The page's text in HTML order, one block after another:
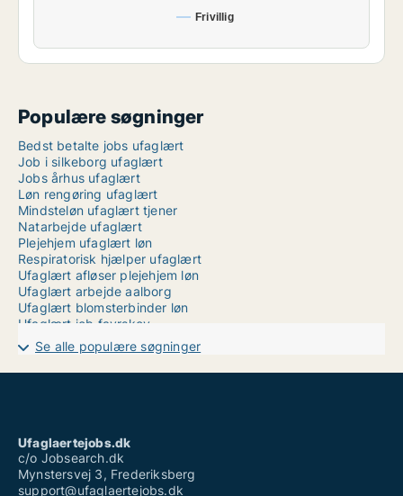
Frivillig
Populære søgninger
Bedst betalte jobs ufaglært
Job i silkeborg ufaglært
Jobs århus ufaglært
Løn rengøring ufaglært
Mindsteløn ufaglært tjener
Natarbejde ufaglært
Plejehjem ufaglært løn
Respiratorisk hjælper ufaglært
Ufaglært afløser plejehjem løn
Ufaglært arbejde aalborg
Ufaglært blomsterbinder løn
Ufaglært job favrskov
Ufaglært job herning
Ufaglært job ringsted
Ufaglært job thisted
Ufaglært vikar
Vikarbureau kolding ufaglært
Se alle populære søgninger
Ufaglaertejobs.dk
c/o Jobsearch.dk
Mynstersvej 3, Frederiksberg
support@ufaglaertejobs.dk